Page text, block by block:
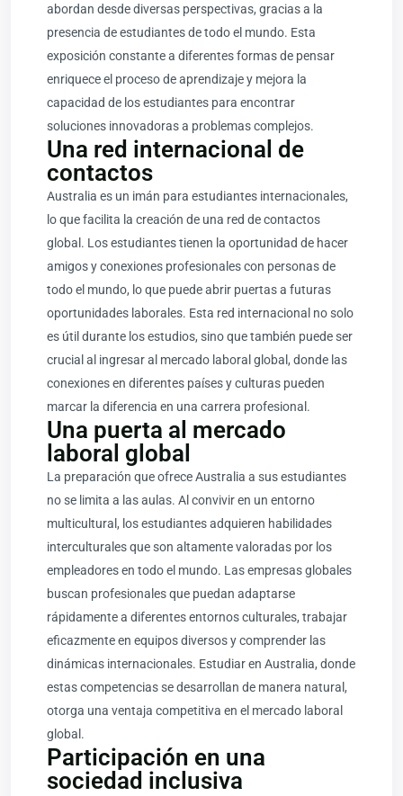
abordan desde diversas perspectivas, gracias a la
presencia de estudiantes de todo el mundo. Esta
exposición constante a diferentes formas de pensar
enriquece el proceso de aprendizaje y mejora la
capacidad de los estudiantes para encontrar
soluciones innovadoras a problemas complejos.
Una red internacional de
contactos
Australia es un imán para estudiantes internacionales,
lo que facilita la creación de una red de contactos
global. Los estudiantes tienen la oportunidad de hacer
amigos y conexiones profesionales con personas de
todo el mundo, lo que puede abrir puertas a futuras
oportunidades laborales. Esta red internacional no solo
es útil durante los estudios, sino que también puede ser
crucial al ingresar al mercado laboral global, donde las
conexiones en diferentes países y culturas pueden
marcar la diferencia en una carrera profesional.
Una puerta al mercado
laboral global
La preparación que ofrece Australia a sus estudiantes
no se limita a las aulas. Al convivir en un entorno
multicultural, los estudiantes adquieren habilidades
interculturales que son altamente valoradas por los
empleadores en todo el mundo. Las empresas globales
buscan profesionales que puedan adaptarse
rápidamente a diferentes entornos culturales, trabajar
eficazmente en equipos diversos y comprender las
dinámicas internacionales. Estudiar en Australia, donde
estas competencias se desarrollan de manera natural,
otorga una ventaja competitiva en el mercado laboral
global.
Participación en una
sociedad inclusiva